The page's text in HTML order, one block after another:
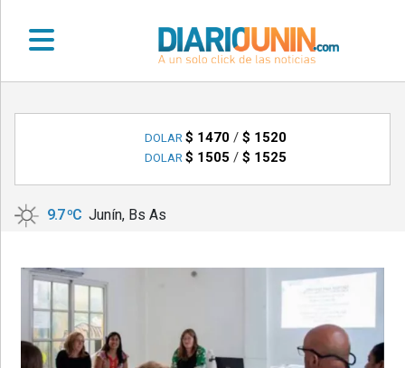
•
LOCALES
•
NOTICIAS
VARIAS
POLICIALES
DOLAR $ 1470/ $ 1520
DOLAR $ 1505 / $ 1525
9.7 ºC Junín, Bs As